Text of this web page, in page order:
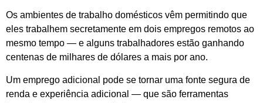
Os ambientes de trabalho domésticos vêm permitindo que
eles trabalhem secretamente em dois empregos remotos ao
mesmo tempo — e alguns trabalhadores estão ganhando
centenas de milhares de dólares a mais por ano.
Um emprego adicional pode se tornar uma fonte segura de
renda e experiência adicional — que são ferramentas